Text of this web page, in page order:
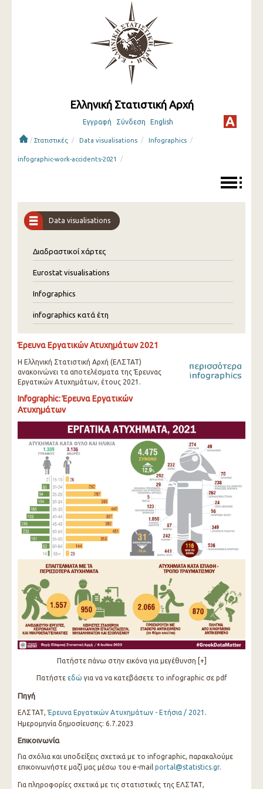
Ελληνική Στατιστική Αρχή
Εγγραφή Σύνδεση English
/ Στατιστικές / Data visualisations / Infographics /
infographic-work-accidents-2021 /
Data visualisations
Διαδραστικοί χάρτες
Eurostat visualisations
Infographics
infographics κατά έτη
Έρευνα Εργατικών Ατυχημάτων 2021
Η Ελληνική Στατιστική Αρχή (ΕΛΣΤΑΤ)
ανακοινώνει τα αποτελέσματα της Έρευνας
Εργατικών Ατυχημάτων, έτους 2021.
Infographic: Έρευνα Εργατικών
Ατυχημάτων
Πατήστε πάνω στην εικόνα για μεγέθυνση [+]
Πατήστε εδώ για να να κατεβάσετε το infographic σε pdf
Πηγή
ΕΛΣΤΑΤ,Έρευνα Εργατικών Ατυχημάτων - Ετήσια / 2021 .
Ημερομηνία δημοσίευσης: 6.7.2023
Επικοινωνία
Για σχόλια και υποδείξεις σχετικά με το infographic, παρακαλούμε
επικοινωνήστε μαζί μας μέσω του e-mail portal@statistics.gr.
Για πληροφορίες σχετικά με τις στατιστικές της ΕΛΣΤΑΤ,